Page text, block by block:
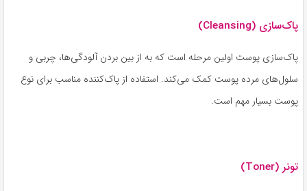
پاک‌سازی (Cleansing)
پاک‌سازی پوست اولین مرحله است که به از بین بردن آلودگی‌ها، چربی و
سلول‌های مرده پوست کمک می‌کند. استفاده از پاک‌کننده مناسب برای نوع
پوست بسیار مهم است.
تونر (Toner)